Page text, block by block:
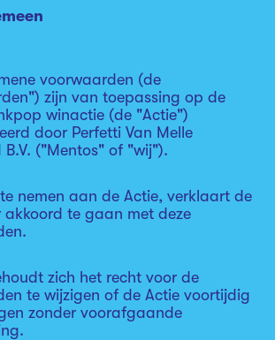
voorwaarden (de
zijn van toepassing op de
winactie (de "Actie")
door Perfetti Van Melle
B.V. ("Mentos" of "wij").
nemen aan de Actie, verklaart de
akkoord te gaan met deze
zich het recht voor de
te wijzigen of de Actie voortijdig
zonder voorafgaande